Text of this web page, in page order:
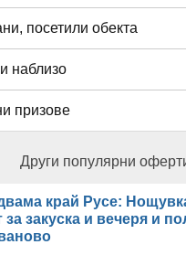
посетили обекта
наблизо
призове
Други популярни
край Русе:
закуска и вечеря и